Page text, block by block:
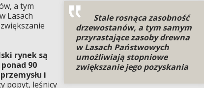
Stale rosnąca zasobność
drzewostanów, a tym samym
przyrastające zasoby drewna
w Lasach Państwowych
umożliwiają stopniowe
zwiększanie jego pozyskania
a tym
Lasach
rynek są
90
i
popyt, leśnicy